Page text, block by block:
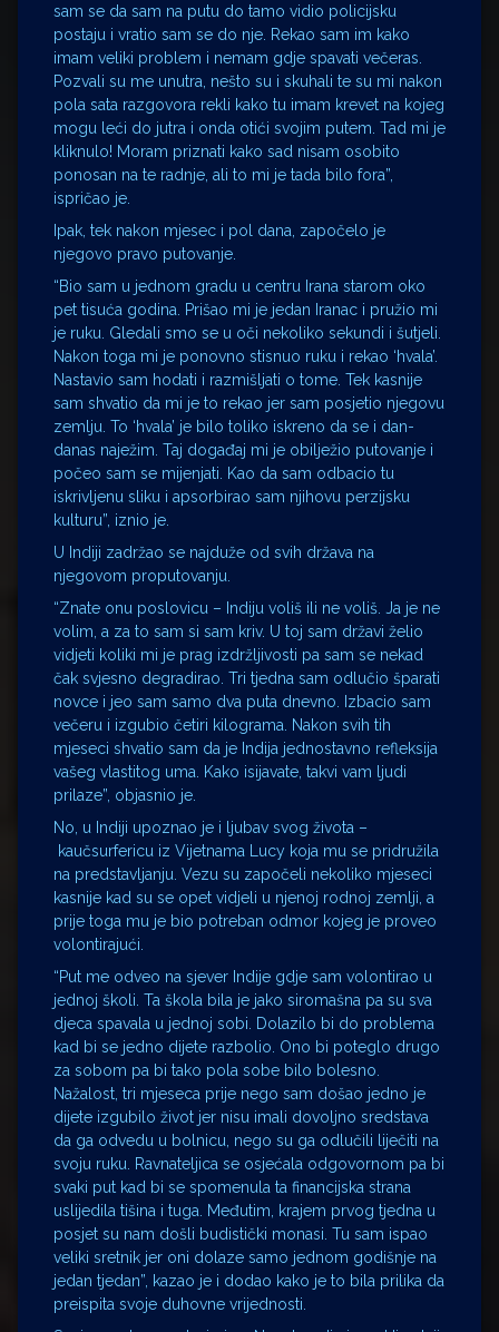
sam se da sam na putu do tamo vidio policijsku
postaju i vratio sam se do nje. Rekao sam im kako
imam veliki problem i nemam gdje spavati večeras.
Pozvali su me unutra, nešto su i skuhali te su mi nakon
pola sata razgovora rekli kako tu imam krevet na kojeg
mogu leći do jutra i onda otići svojim putem. Tad mi je
kliknulo! Moram priznati kako sad nisam osobito
ponosan na te radnje, ali to mi je tada bilo fora”,
ispričao je.
Ipak, tek nakon mjesec i pol dana, započelo je
njegovo pravo putovanje.
“Bio sam u jednom gradu u centru Irana starom oko
pet tisuća godina. Prišao mi je jedan Iranac i pružio mi
je ruku. Gledali smo se u oči nekoliko sekundi i šutjeli.
Nakon toga mi je ponovno stisnuo ruku i rekao ‘hvala’.
Nastavio sam hodati i razmišljati o tome. Tek kasnije
sam shvatio da mi je to rekao jer sam posjetio njegovu
zemlju. To ‘hvala’ je bilo toliko iskreno da se i dan-
danas naježim. Taj događaj mi je obilježio putovanje i
počeo sam se mijenjati. Kao da sam odbacio tu
iskrivljenu sliku i apsorbirao sam njihovu perzijsku
kulturu”, iznio je.
U Indiji zadržao se najduže od svih država na
njegovom proputovanju.
“Znate onu poslovicu – Indiju voliš ili ne voliš. Ja je ne
volim, a za to sam si sam kriv. U toj sam državi želio
vidjeti koliki mi je prag izdržljivosti pa sam se nekad
čak svjesno degradirao. Tri tjedna sam odlučio šparati
novce i jeo sam samo dva puta dnevno. Izbacio sam
večeru i izgubio četiri kilograma. Nakon svih tih
mjeseci shvatio sam da je Indija jednostavno refleksija
vašeg vlastitog uma. Kako isijavate, takvi vam ljudi
prilaze”, objasnio je.
No, u Indiji upoznao je i ljubav svog života –
kaučsurfericu iz Vijetnama Lucy koja mu se pridružila
na predstavljanju. Vezu su započeli nekoliko mjeseci
kasnije kad su se opet vidjeli u njenoj rodnoj zemlji, a
prije toga mu je bio potreban odmor kojeg je proveo
volontirajući.
“Put me odveo na sjever Indije gdje sam volontirao u
jednoj školi. Ta škola bila je jako siromašna pa su sva
djeca spavala u jednoj sobi. Dolazilo bi do problema
kad bi se jedno dijete razbolio. Ono bi poteglo drugo
za sobom pa bi tako pola sobe bilo bolesno.
Nažalost, tri mjeseca prije nego sam došao jedno je
dijete izgubilo život jer nisu imali dovoljno sredstava
da ga odvedu u bolnicu, nego su ga odlučili liječiti na
svoju ruku. Ravnateljica se osjećala odgovornom pa bi
svaki put kad bi se spomenula ta financijska strana
uslijedila tišina i tuga. Međutim, krajem prvog tjedna u
posjet su nam došli budistički monasi. Tu sam ispao
veliki sretnik jer oni dolaze samo jednom godišnje na
jedan tjedan”, kazao je i dodao kako je to bila prilika da
preispita svoje duhovne vrijednosti.